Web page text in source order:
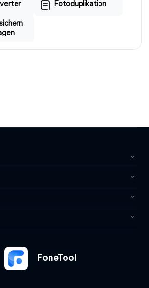
Fotoduplikation
FoneTool